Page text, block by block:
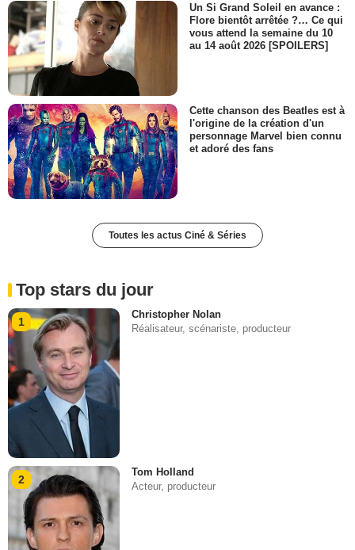
Un Si Grand Soleil en avance :
Flore bientôt arrêtée ?… Ce qui
vous attend la semaine du 10
au 14 août 2026 [SPOILERS]
Cette chanson des Beatles est à
l'origine de la création d'un
personnage Marvel bien connu
et adoré des fans
Toutes les actus Ciné & Séries
Top stars du jour
1
Christopher Nolan
Réalisateur, scénariste, producteur
2
Tom Holland
Acteur, producteur